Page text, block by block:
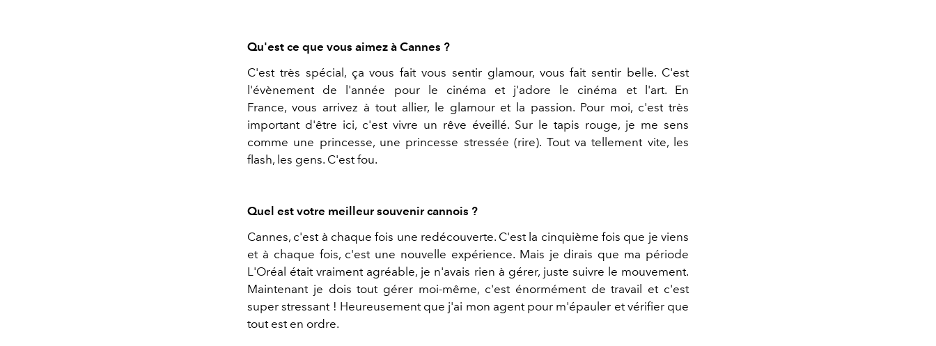
Qu'est ce que vous aimez à Cannes ?
C'est très spécial, ça vous fait vous sentir glamour, vous fait sentir belle. C'est
l'évènement de l'année pour le cinéma et j'adore le cinéma et l'art. En
France, vous arrivez à tout allier, le glamour et la passion. Pour moi, c'est très
important d'être ici, c'est vivre un rêve éveillé. Sur le tapis rouge, je me sens
comme une princesse, une princesse stressée (rire). Tout va tellement vite, les
flash, les gens. C'est fou.
Quel est votre meilleur souvenir cannois ?
Cannes, c'est à chaque fois une redécouverte. C'est la cinquième fois que je viens
et à chaque fois, c'est une nouvelle expérience. Mais je dirais que ma période
L'Oréal était vraiment agréable, je n'avais rien à gérer, juste suivre le mouvement.
Maintenant je dois tout gérer moi-même, c'est énormément de travail et c'est
super stressant ! Heureusement que j'ai mon agent pour m'épauler et vérifier que
tout est en ordre.